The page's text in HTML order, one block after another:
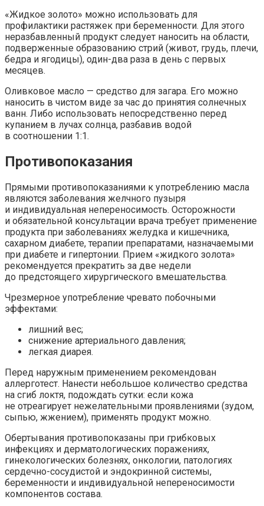
«Жидкое золото» можно использовать для
профилактики растяжек при беременности. Для этого
неразбавленный продукт следует наносить на области,
подверженные образованию стрий (живот, грудь, плечи,
бедра и ягодицы), один-два раза в день с первых
месяцев.
Оливковое масло — средство для загара. Его можно
наносить в чистом виде за час до принятия солнечных
ванн. Либо использовать непосредственно перед
купанием в лучах солнца, разбавив водой
в соотношении 1:1.
Противопоказания
Прямыми противопоказаниями к употреблению масла
являются заболевания желчного пузыря
и индивидуальная непереносимость. Осторожности
и обязательной консультации врача требует применение
продукта при заболеваниях желудка и кишечника,
сахарном диабете, терапии препаратами, назначаемыми
при диабете и гипертонии. Прием «жидкого золота»
рекомендуется прекратить за две недели
до предстоящего хирургического вмешательства.
Чрезмерное употребление чревато побочными
эффектами:
лишний вес;
снижение артериального давления;
легкая диарея.
Перед наружным применением рекомендован
аллерготест. Нанести небольшое количество средства
на сгиб локтя, подождать сутки: если кожа
не отреагирует нежелательными проявлениями (зудом,
сыпью, жжением), применять продукт можно.
Обертывания противопоказаны при грибковых
инфекциях и дерматологических поражениях,
гинекологических болезнях, онкологии, патологиях
сердечно-сосудистой и эндокринной системы,
беременности и индивидуальной непереносимости
компонентов состава.